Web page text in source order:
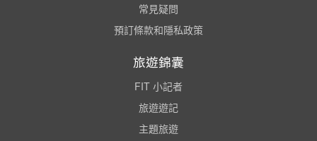
常見疑問
預訂條款和隱私政策
旅遊錦囊
FIT 小記者
旅遊遊記
主題旅遊